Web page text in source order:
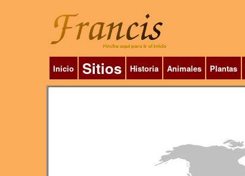
Inicio Sitios Historia Animales Plantas